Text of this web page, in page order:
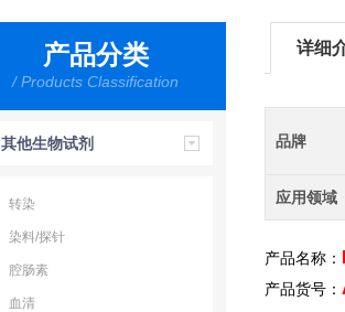
产品分类
/ Products Classification
其他生物试剂
转染
染料/探针
腔肠素
血清
详细
品牌
应用领域
产品名称：
产品货号：